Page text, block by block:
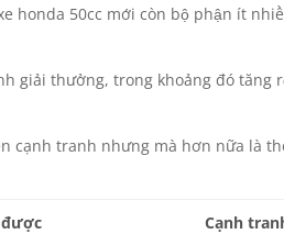
honda 50cc mới còn bộ phận ít
giải thưởng, trong khoảng đó tăng
cạnh tranh nhưng mà hơn nữa là
Cạnh